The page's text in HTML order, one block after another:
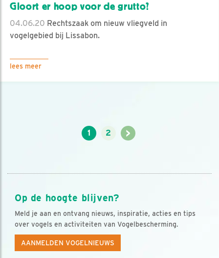
Gloort er hoop voor de grutto?
04.06.20 Rechtszaak om nieuw vliegveld in
vogelgebied bij Lissabon.
lees meer
1 2 >
Op de hoogte blijven?
Meld je aan en ontvang nieuws, inspiratie, acties en tips
over vogels en activiteiten van Vogelbescherming.
AANMELDEN VOGELNIEUWS